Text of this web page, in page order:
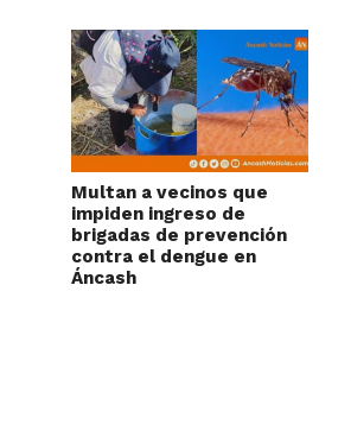
Multan a vecinos que
impiden ingreso de
brigadas de prevención
contra el dengue en
Áncash